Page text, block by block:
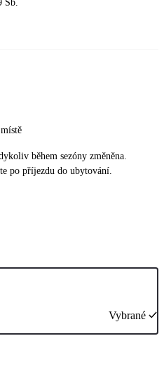
Sb.
během sezóny změněna.
po příjezdu do ubytování.
Vybrané